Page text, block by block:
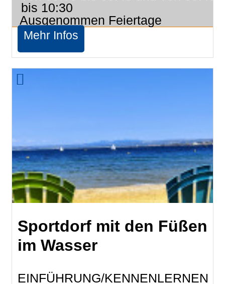
bis 10:30
Ausgenommen Feiertage
Mehr Infos
Sportdorf mit den Füßen
im Wasser
EINFÜHRUNG/KENNENLERNEN